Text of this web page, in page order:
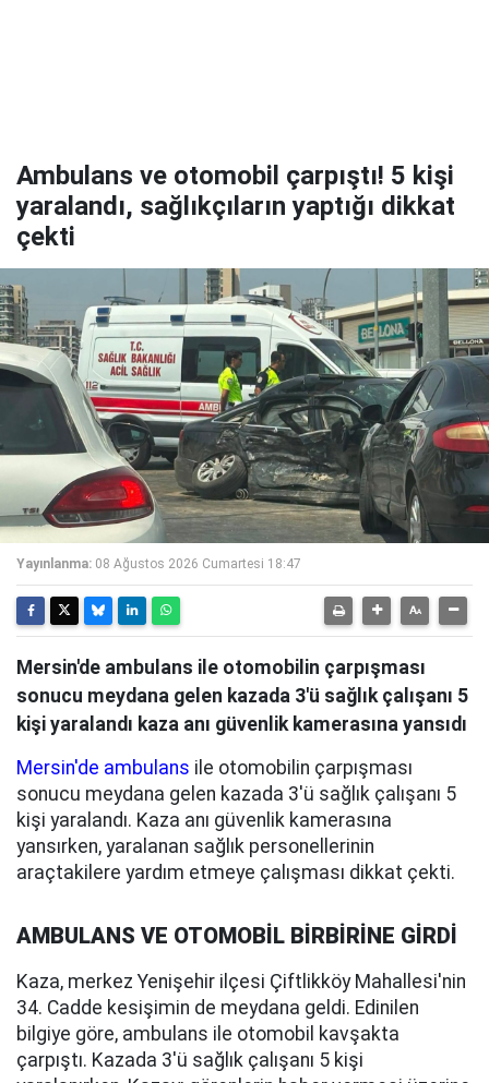
Ambulans ve otomobil çarpıştı! 5 kişi
yaralandı, sağlıkçıların yaptığı dikkat
çekti
Yayınlanma: 08 Ağustos 2026 Cumartesi 18:47
Mersin'de ambulans ile otomobilin çarpışması
sonucu meydana gelen kazada 3'ü sağlık çalışanı 5
kişi yaralandı kaza anı güvenlik kamerasına yansıdı
Mersin'de ambulans ile otomobilin çarpışması
sonucu meydana gelen kazada 3'ü sağlık çalışanı 5
kişi yaralandı. Kaza anı güvenlik kamerasına
yansırken, yaralanan sağlık personellerinin
araçtakilere yardım etmeye çalışması dikkat çekti.
AMBULANS VE OTOMOBİL BİRBİRİNE GİRDİ
Kaza, merkez Yenişehir ilçesi Çiftlikköy Mahallesi'nin
34. Cadde kesişimin de meydana geldi. Edinilen
bilgiye göre, ambulans ile otomobil kavşakta
çarpıştı. Kazada 3'ü sağlık çalışanı 5 kişi